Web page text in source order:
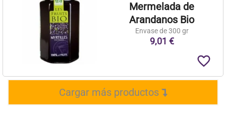
Mermelada de
Arandanos Bio
Envase de 300 gr
9,01 €
favorite_border
Cargar más productos